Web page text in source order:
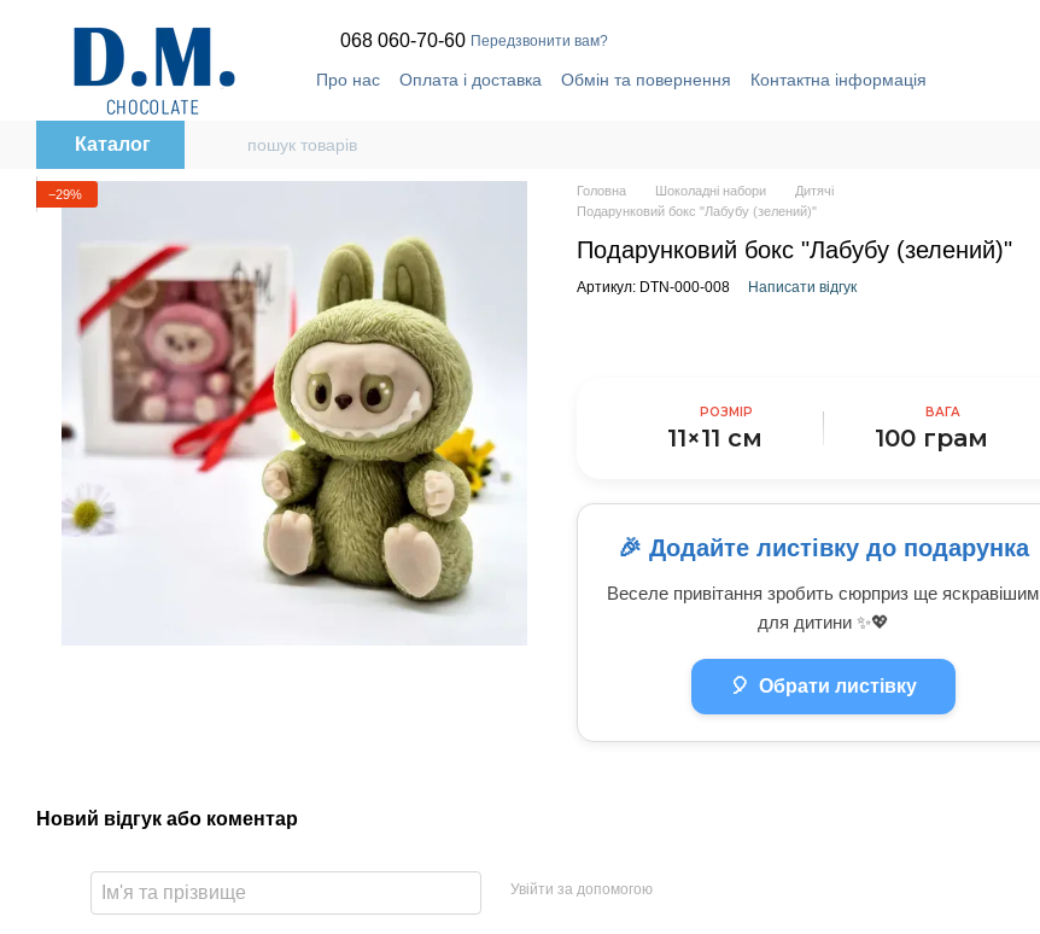
068 060-70-60 Передзвонити вам?
Про нас Оплата і доставка Обмін та повернення
Контактна інформація
Каталог
−29% Головна Шоколадні набори
Дитячі
Подарунковий бокс "Лабубу (зелений)"
Подарунковий бокс "Лабубу (зелений)"
Артикул: DTN-000-008 Написати відгук
РОЗМІР
11×11 см
ВАГА
100 грам
🎉 Додайте листівку до подарунка
Веселе привітання зробить сюрприз ще яскравішим
для дитини ✨💖
🎈 Обрати листівку
Новий відгук або коментар
Увійти за допомогою